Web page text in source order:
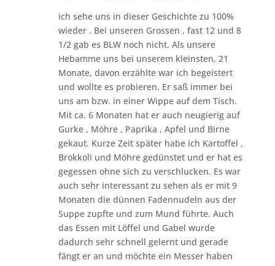
ich sehe uns in dieser Geschichte zu 100%
wieder . Bei unseren Grossen , fast 12 und 8
1/2 gab es BLW noch nicht. Als unsere
Hebamme uns bei unserem kleinsten, 21
Monate, davon erzählte war ich begeistert
und wollte es probieren. Er saß immer bei
uns am bzw. in einer Wippe auf dem Tisch.
Mit ca. 6 Monaten hat er auch neugierig auf
Gurke , Möhre , Paprika , Apfel und Birne
gekaut. Kurze Zeit später habe ich Kartoffel ,
Brokkoli und Möhre gedünstet und er hat es
gegessen ohne sich zu verschlucken. Es war
auch sehr interessant zu sehen als er mit 9
Monaten die dünnen Fadennudeln aus der
Suppe zupfte und zum Mund führte. Auch
das Essen mit Löffel und Gabel wurde
dadurch sehr schnell gelernt und gerade
fängt er an und möchte ein Messer haben